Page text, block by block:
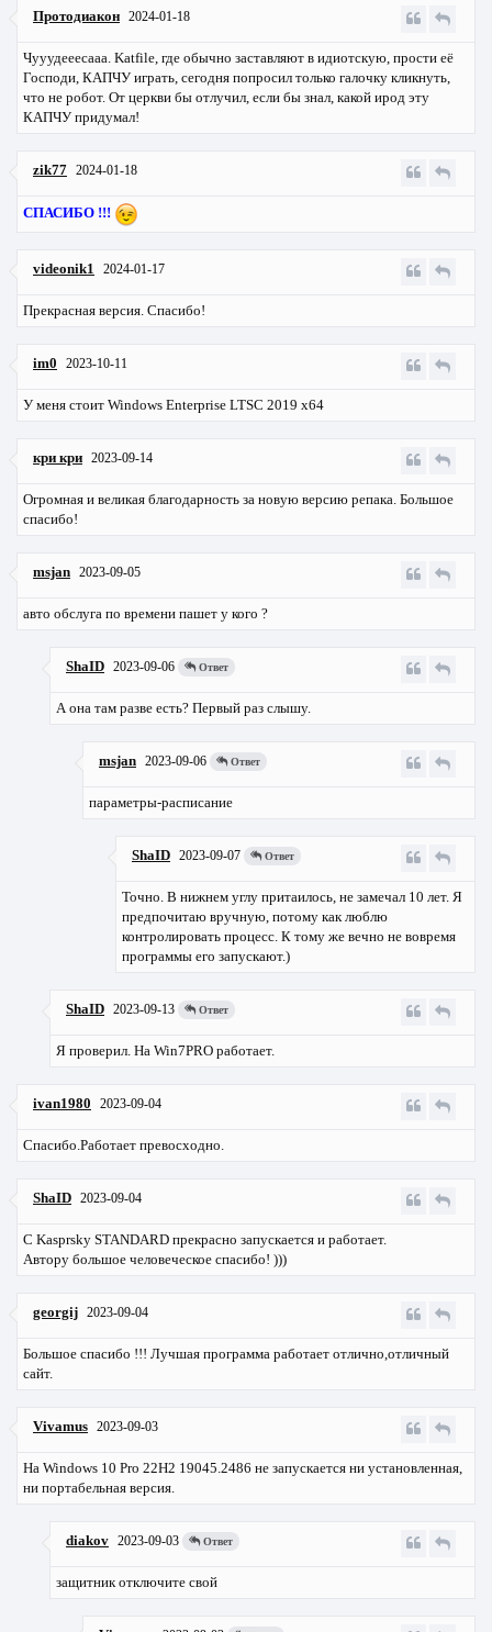
Протодиакон 2024-01-18
Чууудееесааа. Katfile, где обычно заставляют в идиотскую, прости её
Господи, КАПЧУ играть, сегодня попросил только галочку кликнуть,
что не робот. От церкви бы отлучил, если бы знал, какой ирод эту
КАПЧУ придумал!
zik77 2024-01-18
СПАСИБО !!!
videonik1 2024-01-17
Прекрасная версия. Спасибо!
im0 2023-10-11
У меня стоит Windows Enterprise LTSC 2019 x64
кри кри 2023-09-14
Огромная и великая благодарность за новую версию репака. Большое
спасибо!
msjan 2023-09-05
авто обслуга по времени пашет у кого ?
ShaID 2023-09-06 Ответ
А она там разве есть? Первый раз слышу.
msjan 2023-09-06 Ответ
параметры-расписание
ShaID 2023-09-07 Ответ
Точно. В нижнем углу притаилось, не замечал 10 лет. Я
предпочитаю вручную, потому как люблю
контролировать процесс. К тому же вечно не вовремя
программы его запускают.)
ShaID 2023-09-13 Ответ
Я проверил. На Win7PRO работает.
ivan1980 2023-09-04
Спасибо.Работает превосходно.
ShaID 2023-09-04
С Kasprsky STANDARD прекрасно запускается и работает.
Автору большое человеческое спасибо! )))
georgij 2023-09-04
Большое спасибо !!! Лучшая программа работает отлично,отличный
сайт.
Vivamus 2023-09-03
На Windows 10 Pro 22H2 19045.2486 не запускается ни установленная,
ни портабельная версия.
diakov 2023-09-03 Ответ
защитник отключите свой